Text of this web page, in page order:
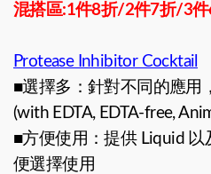
混搭區:1件8折/2件7折/3
Protease Inhibitor Cocktail
■選擇多：針對不同的應用
(with EDTA, EDTA-free,
■方便使用：提供 Liquid 以
便選擇使用